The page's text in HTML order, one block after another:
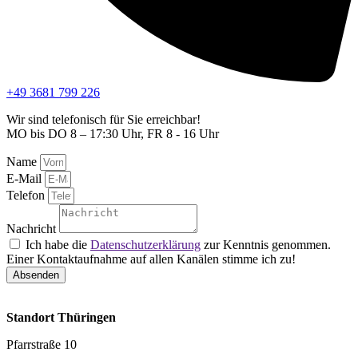
+49 3681 799 226
Wir sind telefonisch für Sie erreichbar!
MO bis DO 8 – 17:30 Uhr, FR 8 - 16 Uhr
Name
E-Mail
Telefon
Nachricht
Ich habe die Datenschutzerklärung zur Kenntnis genommen.
Einer Kontaktaufnahme auf allen Kanälen stimme ich zu!
Absenden
Standort Thüringen
Pfarrstraße 10